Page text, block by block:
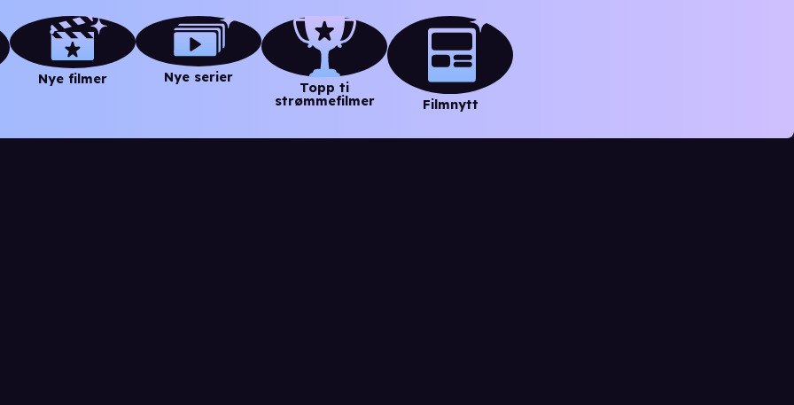
Nye filmer Nye serier
Topp ti
strømmefilmer
Filmnytt